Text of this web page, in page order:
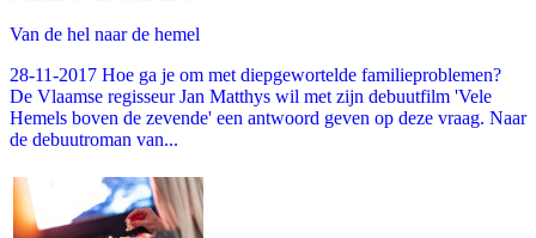
Van de hel naar de hemel
28-11-2017 Hoe ga je om met diepgewortelde familieproblemen?
De Vlaamse regisseur Jan Matthys wil met zijn debuutfilm 'Vele
Hemels boven de zevende' een antwoord geven op deze vraag. Naar
de debuutroman van...